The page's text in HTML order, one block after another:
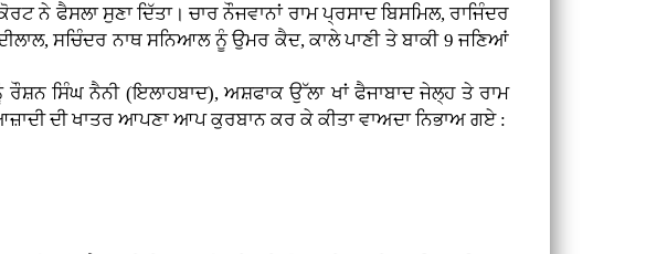
ਫੈਸਲਾ ਸੁਣਾ ਦਿੱਤਾ। ਚਾਰ ਨੌਜਵਾਨਾਂ ਰਾਮ ਪ੍ਰਸਾਦ ਬਿਸਮਿਲ, ਰਾਜਿੰਦਰ
ਸਚਿੰਦਰ ਨਾਥ ਸਨਿਆਲ ਨੂੰ ਉਮਰ ਕੈਦ, ਕਾਲੇ ਪਾਣੀ ਤੇ ਬਾਕੀ 9 ਜਣਿਆਂ
ਸਿੰਘ ਨੈਨੀ (ਇਲਾਹਬਾਦ), ਅਸ਼ਫਾਕ ਉੱਲਾ ਖਾਂ ਫੈਜਾਬਾਦ ਜੇਲ੍ਹ ਤੇ ਰਾਮ
ਦੀ ਖਾਤਰ ਆਪਣਾ ਆਪ ਕੁਰਬਾਨ ਕਰ ਕੇ ਕੀਤਾ ਵਾਅਦਾ ਨਿਭਾਅ ਗਏ :